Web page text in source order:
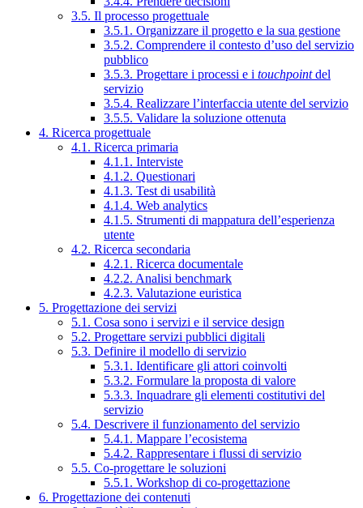
3.5. Il processo progettuale
3.5.1. Organizzare il progetto e la sua gestione
3.5.2. Comprendere il contesto d’uso del servizio
pubblico
3.5.3. Progettare i processi e i touchpointdel
servizio
3.5.4. Realizzare l’interfaccia utente del servizio
3.5.5. Validare la soluzione ottenuta
4. Ricerca progettuale
4.1. Ricerca primaria
4.1.1. Interviste
4.1.2. Questionari
4.1.3. Test di usabilità
4.1.4. Web analytics
4.1.5. Strumenti di mappatura dell’esperienza
utente
4.2. Ricerca secondaria
4.2.1. Ricerca documentale
4.2.2. Analisi benchmark
4.2.3. Valutazione euristica
5. Progettazione dei servizi
5.1. Cosa sono i servizi e il service design
5.2. Progettare servizi pubblici digitali
5.3. Definire il modello di servizio
5.3.1. Identificare gli attori coinvolti
5.3.2. Formulare la proposta di valore
5.3.3. Inquadrare gli elementi costitutivi del
servizio
5.4. Descrivere il funzionamento del servizio
5.4.1. Mappare l’ecosistema
5.4.2. Rappresentare i flussi di servizio
5.5. Co-progettare le soluzioni
5.5.1. Workshop di co-progettazione
6. Progettazione dei contenuti